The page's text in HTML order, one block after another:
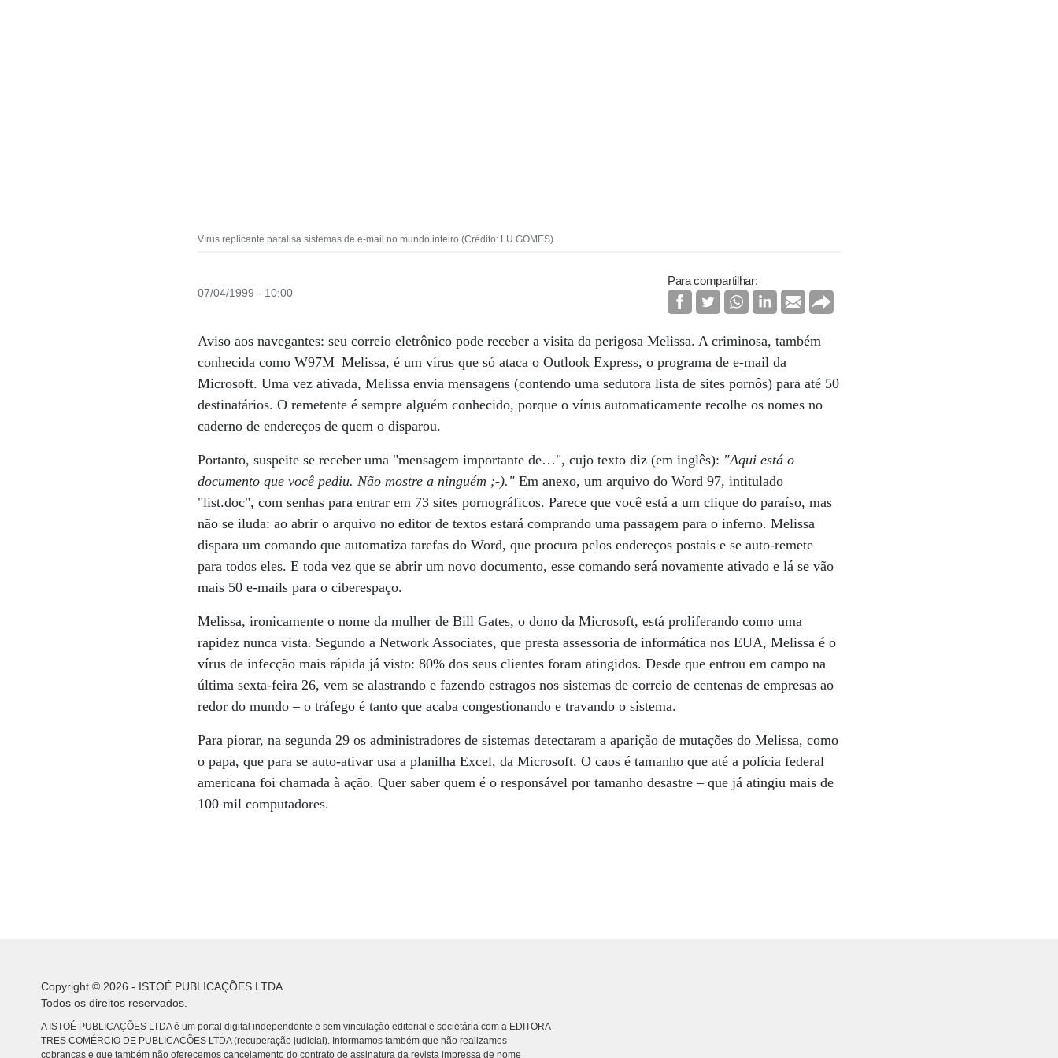
Vírus replicante paralisa sistemas de e-mail no mundo inteiro (Crédito: LU GOMES)
07/04/1999 - 10:00
Para compartilhar:
Aviso aos navegantes: seu correio eletrônico pode receber a visita da perigosa Melissa. A criminosa, também
conhecida como W97M_Melissa, é um vírus que só ataca o Outlook Express, o programa de e-mail da
Microsoft. Uma vez ativada, Melissa envia mensagens (contendo uma sedutora lista de sites pornôs) para até 50
destinatários. O remetente é sempre alguém conhecido, porque o vírus automaticamente recolhe os nomes no
caderno de endereços de quem o disparou.
Portanto, suspeite se receber uma "mensagem importante de…", cujo texto diz (em inglês): "Aqui está o
documento que você pediu. Não mostre a ninguém ;-)."Em anexo, um arquivo do Word 97, intitulado
"list.doc", com senhas para entrar em 73 sites pornográficos. Parece que você está a um clique do paraíso, mas
não se iluda: ao abrir o arquivo no editor de textos estará comprando uma passagem para o inferno. Melissa
dispara um comando que automatiza tarefas do Word, que procura pelos endereços postais e se auto-remete
para todos eles. E toda vez que se abrir um novo documento, esse comando será novamente ativado e lá se vão
mais 50 e-mails para o ciberespaço.
Melissa, ironicamente o nome da mulher de Bill Gates, o dono da Microsoft, está proliferando como uma
rapidez nunca vista. Segundo a Network Associates, que presta assessoria de informática nos EUA, Melissa é o
vírus de infecção mais rápida já visto: 80% dos seus clientes foram atingidos. Desde que entrou em campo na
última sexta-feira 26, vem se alastrando e fazendo estragos nos sistemas de correio de centenas de empresas ao
redor do mundo – o tráfego é tanto que acaba congestionando e travando o sistema.
Para piorar, na segunda 29 os administradores de sistemas detectaram a aparição de mutações do Melissa, como
o papa, que para se auto-ativar usa a planilha Excel, da Microsoft. O caos é tamanho que até a polícia federal
americana foi chamada à ação. Quer saber quem é o responsável por tamanho desastre – que já atingiu mais de
100 mil computadores.
Copyright © 2026 - ISTOÉ PUBLICAÇÕES LTDA
Todos os direitos reservados.
A ISTOÉ PUBLICAÇÕES LTDA é um portal digital independente e sem vinculação editorial e societária com a EDITORA
TRES COMÉRCIO DE PUBLICACÕES LTDA (recuperação judicial). Informamos também que não realizamos
cobranças e que também não oferecemos cancelamento do contrato de assinatura da revista impressa de nome